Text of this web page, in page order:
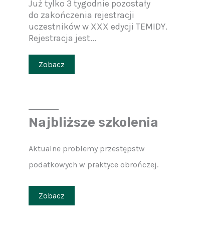
Już tylko 3 tygodnie pozostały
do zakończenia rejestracji
uczestników w XXX edycji TEMIDY.
Rejestracja jest...
Zobacz
Najbliższe szkolenia
Aktualne problemy przestępstw
podatkowych w praktyce obrończej.
Zobacz